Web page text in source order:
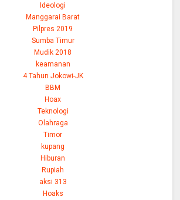
Ideologi
Manggarai Barat
Pilpres 2019
Sumba Timur
Mudik 2018
keamanan
4 Tahun Jokowi-JK
BBM
Hoax
Teknologi
Olahraga
Timor
kupang
Hiburan
Rupiah
aksi 313
Hoaks